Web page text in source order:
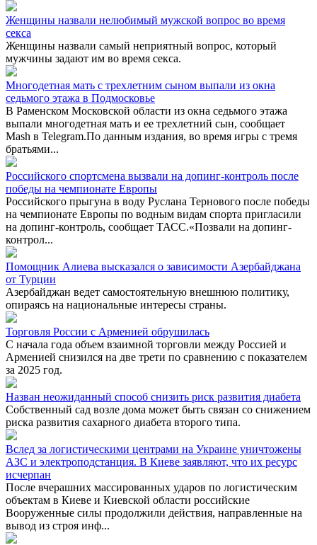
Женщины назвали нелюбимый мужской вопрос во время
секса
Женщины назвали самый неприятный вопрос, который
мужчины задают им во время секса.
Многодетная мать с трехлетним сыном выпали из окна
седьмого этажа в Подмосковье
В Раменском Московской области из окна седьмого этажа
выпали многодетная мать и ее трехлетний сын, сообщает
Mash в Telegram.По данным издания, во время игры с тремя
братьями...
Российского спортсмена вызвали на допинг-контроль после
победы на чемпионате Европы
Российского прыгуна в воду Руслана Тернового после победы
на чемпионате Европы по водным видам спорта пригласили
на допинг-контроль, сообщает ТАСС.«Позвали на допинг-
контрол...
Помощник Алиева высказался о зависимости Азербайджана
от Турции
Азербайджан ведет самостоятельную внешнюю политику,
опираясь на национальные интересы страны.
Торговля России с Арменией обрушилась
С начала года объем взаимной торговли между Россией и
Арменией снизился на две трети по сравнению с показателем
за 2025 год.
Назван неожиданный способ снизить риск развития диабета
Собственный сад возле дома может быть связан со снижением
риска развития сахарного диабета второго типа.
Вслед за логистическими центрами на Украине уничтожены
АЗС и электроподстанция. В Киеве заявляют, что их ресурс
исчерпан
После вчерашних массированных ударов по логистическим
объектам в Киеве и Киевской области российские
Вооруженные силы продолжили действия, направленные на
вывод из строя инф...